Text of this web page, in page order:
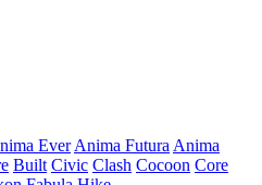
Ever Anima Futura Anima
Built Civic Clash Cocoon Core